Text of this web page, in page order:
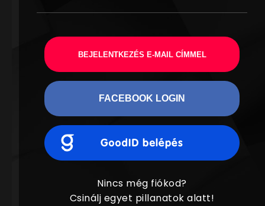
BEJELENTKEZÉS E-MAIL CÍMMEL
FACEBOOK LOGIN
Nincs még fiókod?
Csinálj egyet pillanatok alatt!